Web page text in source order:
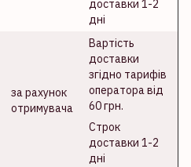
доставки 1-2
дні
за рахунок
отримувача
Вартість
доставки
згідно тарифів
оператора від
60 грн.
Строк
доставки 1-2
дні